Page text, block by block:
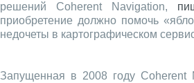
решений Coherent Navigation,
приобретение должно помочь
недочеты в картографическом
Запущенная в 2008 году Coherent